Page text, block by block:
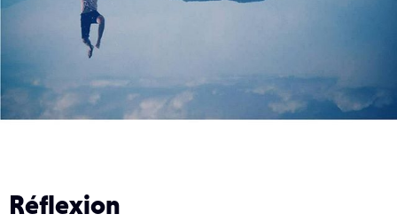
Réflexion